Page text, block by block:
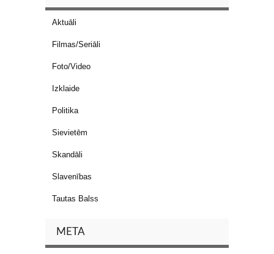
Aktuāli
Filmas/Seriāli
Foto/Video
Izklaide
Politika
Sievietēm
Skandāli
Slavenības
Tautas Balss
META